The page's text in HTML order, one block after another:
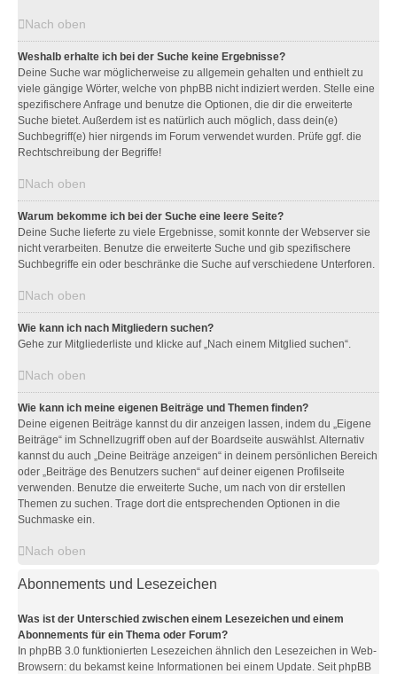
Nach oben
Weshalb erhalte ich bei der Suche keine Ergebnisse?
Deine Suche war möglicherweise zu allgemein gehalten und enthielt zu
viele gängige Wörter, welche von phpBB nicht indiziert werden. Stelle eine
spezifischere Anfrage und benutze die Optionen, die dir die erweiterte
Suche bietet. Außerdem ist es natürlich auch möglich, dass dein(e)
Suchbegriff(e) hier nirgends im Forum verwendet wurden. Prüfe ggf. die
Rechtschreibung der Begriffe!
Nach oben
Warum bekomme ich bei der Suche eine leere Seite?
Deine Suche lieferte zu viele Ergebnisse, somit konnte der Webserver sie
nicht verarbeiten. Benutze die erweiterte Suche und gib spezifischere
Suchbegriffe ein oder beschränke die Suche auf verschiedene Unterforen.
Nach oben
Wie kann ich nach Mitgliedern suchen?
Gehe zur Mitgliederliste und klicke auf „Nach einem Mitglied suchen“.
Nach oben
Wie kann ich meine eigenen Beiträge und Themen finden?
Deine eigenen Beiträge kannst du dir anzeigen lassen, indem du „Eigene
Beiträge“ im Schnellzugriff oben auf der Boardseite auswählst. Alternativ
kannst du auch „Deine Beiträge anzeigen“ in deinem persönlichen Bereich
oder „Beiträge des Benutzers suchen“ auf deiner eigenen Profilseite
verwenden. Benutze die erweiterte Suche, um nach von dir erstellen
Themen zu suchen. Trage dort die entsprechenden Optionen in die
Suchmaske ein.
Nach oben
Abonnements und Lesezeichen
Was ist der Unterschied zwischen einem Lesezeichen und einem
Abonnements für ein Thema oder Forum?
In phpBB 3.0 funktionierten Lesezeichen ähnlich den Lesezeichen in Web-
Browsern: du bekamst keine Informationen bei einem Update. Seit phpBB